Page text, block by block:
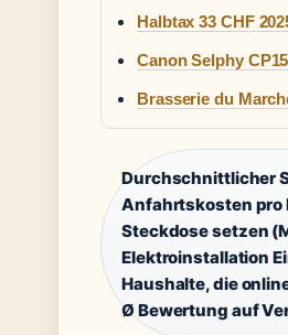
Halbtax 33 CHF
Canon Selphy
Brasserie du
Durchschnittlicher
Anfahrtskosten pro
Steckdose setzen
Elektroinstallation
Haushalte, die
Ø Bewertung auf